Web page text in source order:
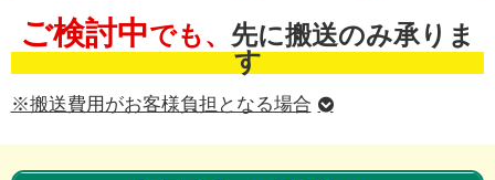
ご検討中でも、 先に搬送のみ承りま
す
※搬送費用がお客様負担となる場合